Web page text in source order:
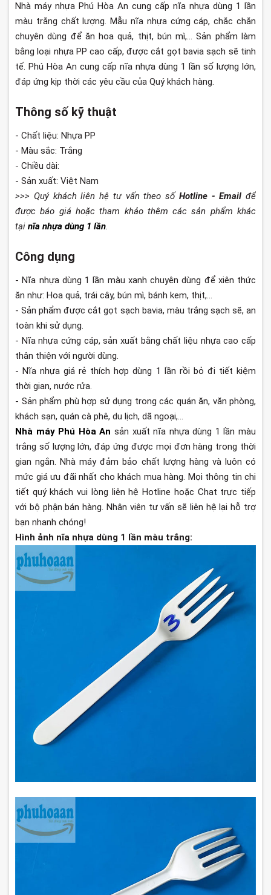
Nhà máy nhựa Phú Hòa An cung cấp nĩa nhựa dùng 1 lần
màu trắng chất lượng. Mẫu nĩa nhựa cứng cáp, chắc chắn
chuyên dùng để ăn hoa quả, thịt, bún mì,... Sản phẩm làm
bằng loại nhựa PP cao cấp, được cắt gọt bavia sạch sẽ tinh
tế. Phú Hòa An cung cấp nĩa nhựa dùng 1 lần số lượng lớn,
đáp ứng kịp thời các yêu cầu của Quý khách hàng.
Thông số kỹ thuật
- Chất liệu: Nhựa PP
- Màu sắc: Trắng
- Chiều dài:
- Sản xuất: Việt Nam
>>> Quý khách liên hệ tư vấn theo số Hotline - Email để
được báo giá hoặc tham khảo thêm các sản phẩm khác
tại nĩa nhựa dùng 1 lần.
Công dụng
- Nĩa nhựa dùng 1 lần màu xanh chuyên dùng để xiên thức
ăn như: Hoa quả, trái cây, bún mì, bánh kem, thịt,...
- Sản phẩm được cắt gọt sạch bavia, màu trắng sạch sẽ, an
toàn khi sử dụng.
- Nĩa nhựa cứng cáp, sản xuất bằng chất liệu nhựa cao cấp
thân thiện với người dùng.
- Nĩa nhựa giá rẻ thích hợp dùng 1 lần rồi bỏ đi tiết kiệm
thời gian, nước rửa.
- Sản phẩm phù hợp sử dụng trong các quán ăn, văn phòng,
khách sạn, quán cà phê, du lịch, dã ngoại,...
Nhà máy Phú Hòa An sản xuất nĩa nhựa dùng 1 lần màu
trắng số lượng lớn, đáp ứng được mọi đơn hàng trong thời
gian ngắn. Nhà máy đảm bảo chất lượng hàng và luôn có
mức giá ưu đãi nhất cho khách mua hàng. Mọi thông tin chi
tiết quý khách vui lòng liên hệ Hotline hoặc Chat trực tiếp
với bộ phận bán hàng. Nhân viên tư vấn sẽ liên hệ lại hỗ trợ
bạn nhanh chóng!
Hình ảnh nĩa nhựa dùng 1 lần màu trắng: